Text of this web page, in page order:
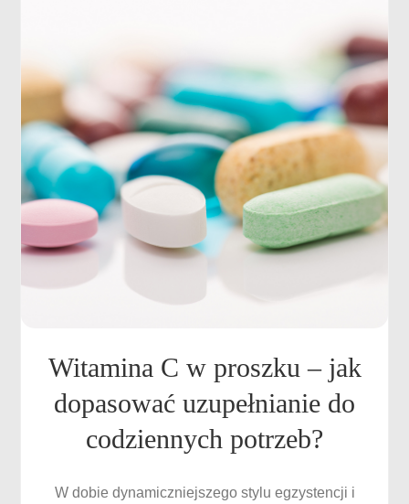
Witamina C w proszku – jak
dopasować uzupełnianie do
codziennych potrzeb?
W dobie dynamiczniejszego stylu egzystencji i